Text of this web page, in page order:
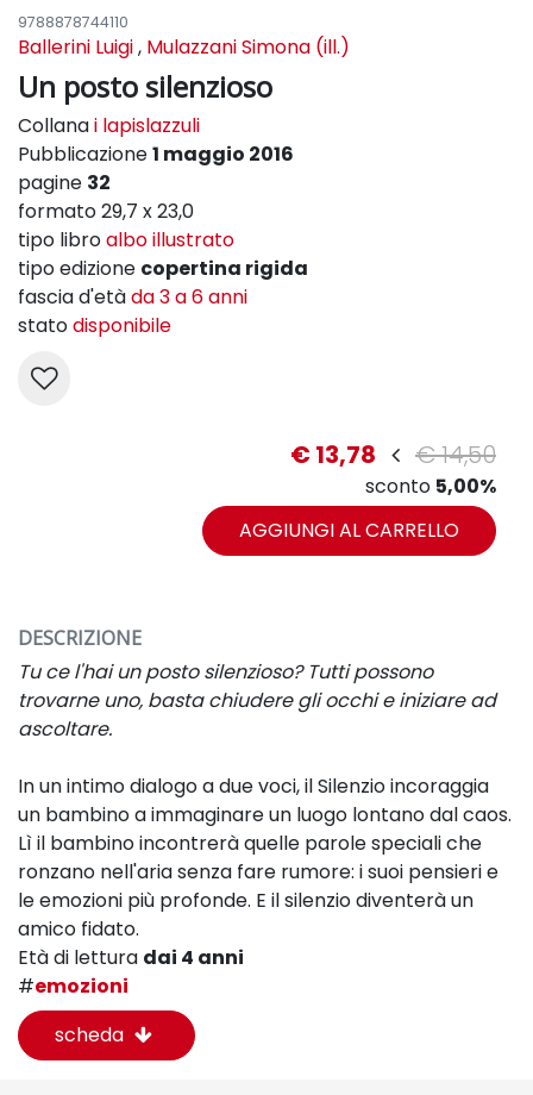
9788878744110
Ballerini Luigi, Mulazzani Simona (ill.)
Un posto silenzioso
Collanai lapislazzuli
Pubblicazione1 maggio 2016
pagine 32
formato 29,7 x 23,0
tipo libroalbo illustrato
tipo edizione copertina rigida
fascia d'etàda 3 a 6 anni
statodisponibile
€ 13,78 € 14,50
sconto 5,00%
AGGIUNGI AL CARRELLO
DESCRIZIONE
Tu ce l'hai un posto silenzioso? Tutti possono
trovarne uno, basta chiudere gli occhi e iniziare ad
ascoltare.
In un intimo dialogo a due voci, il Silenzio incoraggia
un bambino a immaginare un luogo lontano dal caos.
Lì il bambino incontrerà quelle parole speciali che
ronzano nell'aria senza fare rumore: i suoi pensieri e
le emozioni più profonde. E il silenzio diventerà un
amico fidato.
Età di lettura dai 4 anni
#emozioni
scheda